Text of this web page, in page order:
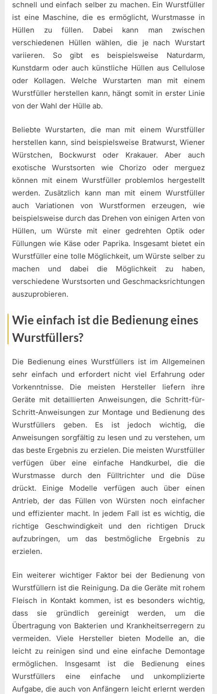
schnell und einfach selber zu machen. Ein Wurstfüller
ist eine Maschine, die es ermöglicht, Wurstmasse in
Hüllen zu füllen. Dabei kann man zwischen
verschiedenen Hüllen wählen, die je nach Wurstart
variieren. So gibt es beispielsweise Naturdarm,
Kunstdarm oder auch künstliche Hüllen aus Cellulose
oder Kollagen. Welche Wurstarten man mit einem
Wurstfüller herstellen kann, hängt somit in erster Linie
von der Wahl der Hülle ab.
Beliebte Wurstarten, die man mit einem Wurstfüller
herstellen kann, sind beispielsweise Bratwurst, Wiener
Würstchen, Bockwurst oder Krakauer. Aber auch
exotische Wurstsorten wie Chorizo oder merguez
können mit einem Wurstfüller problemlos hergestellt
werden. Zusätzlich kann man mit einem Wurstfüller
auch Variationen von Wurstformen erzeugen, wie
beispielsweise durch das Drehen von einigen Arten von
Hüllen, um Würste mit einer gedrehten Optik oder
Füllungen wie Käse oder Paprika. Insgesamt bietet ein
Wurstfüller eine tolle Möglichkeit, um Würste selber zu
machen und dabei die Möglichkeit zu haben,
verschiedene Wurstsorten und Geschmacksrichtungen
auszuprobieren.
Wie einfach ist die Bedienung eines
Wurstfüllers?
Die Bedienung eines Wurstfüllers ist im Allgemeinen
sehr einfach und erfordert nicht viel Erfahrung oder
Vorkenntnisse. Die meisten Hersteller liefern ihre
Geräte mit detaillierten Anweisungen, die Schritt-für-
Schritt-Anweisungen zur Montage und Bedienung des
Wurstfüllers geben. Es ist jedoch wichtig, die
Anweisungen sorgfältig zu lesen und zu verstehen, um
das beste Ergebnis zu erzielen. Die meisten Wurstfüller
verfügen über eine einfache Handkurbel, die die
Wurstmasse durch den Fülltrichter und die Düse
drückt. Einige Modelle verfügen auch über einen
Antrieb, der das Füllen von Würsten noch einfacher
und effizienter macht. In jedem Fall ist es wichtig, die
richtige Geschwindigkeit und den richtigen Druck
aufzubringen, um das bestmögliche Ergebnis zu
erzielen.
Ein weiterer wichtiger Faktor bei der Bedienung von
Wurstfüllern ist die Reinigung. Da die Geräte mit rohem
Fleisch in Kontakt kommen, ist es besonders wichtig,
dass sie gründlich gereinigt werden, um die
Übertragung von Bakterien und Krankheitserregern zu
vermeiden. Viele Hersteller bieten Modelle an, die
leicht zu reinigen sind und eine einfache Demontage
ermöglichen. Insgesamt ist die Bedienung eines
Wurstfüllers eine einfache und unkomplizierte
Aufgabe, die auch von Anfängern leicht erlernt werden